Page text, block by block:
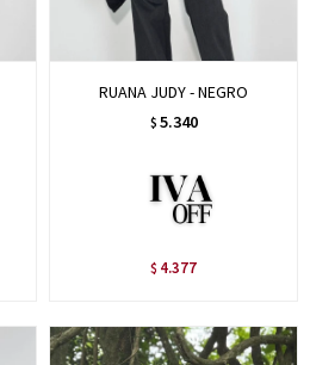
RUANA JUDY - NEGRO
$ 5.340
$ 4.377